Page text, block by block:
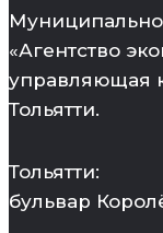
«Агентство
управляющая
Тольятти.
Тольятти:
бульвар